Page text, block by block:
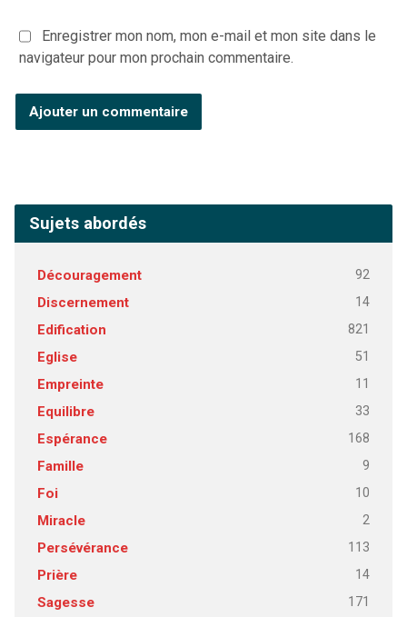
Enregistrer mon nom, mon e-mail et mon site dans le
navigateur pour mon prochain commentaire.
Sujets abordés
Découragement 92
Discernement 14
Edification 821
Eglise 51
Empreinte 11
Equilibre 33
Espérance 168
Famille 9
Foi 10
Miracle 2
Persévérance 113
Prière 14
Sagesse 171